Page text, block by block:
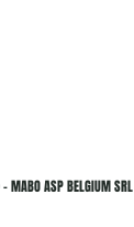
ASP BELGIUM SRL